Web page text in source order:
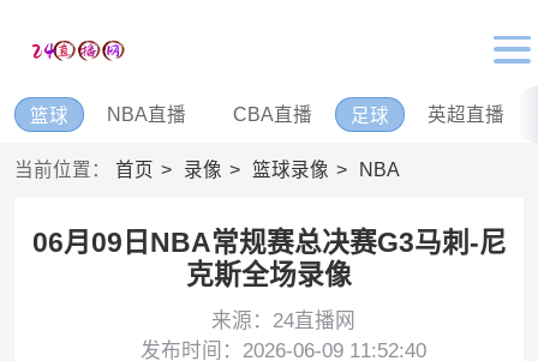
篮球 NBA直播 CBA直播 足球 英超直播
当前位置： 首页 录像 篮球录像 NBA
06月09日NBA常规赛总决赛G3马刺-尼
克斯全场录像
来源：24直播网
发布时间：2026-06-09 11:52:40